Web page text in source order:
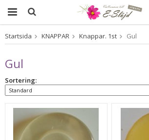
Produkten har blivit tillagd i
Startsida KNAPPAR Knappar. 1st Gul
Gul
Sortering: